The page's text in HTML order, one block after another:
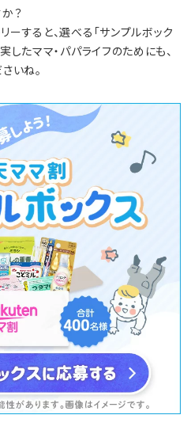
？
すると、選べる「サンプルボック
したママ・パパライフのためにも、
いね。